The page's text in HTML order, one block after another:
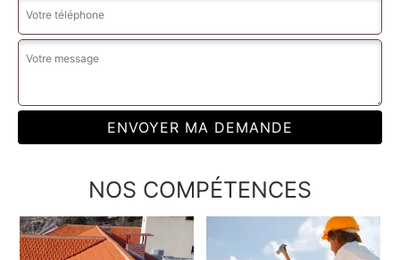
NOS COMPÉTENCES